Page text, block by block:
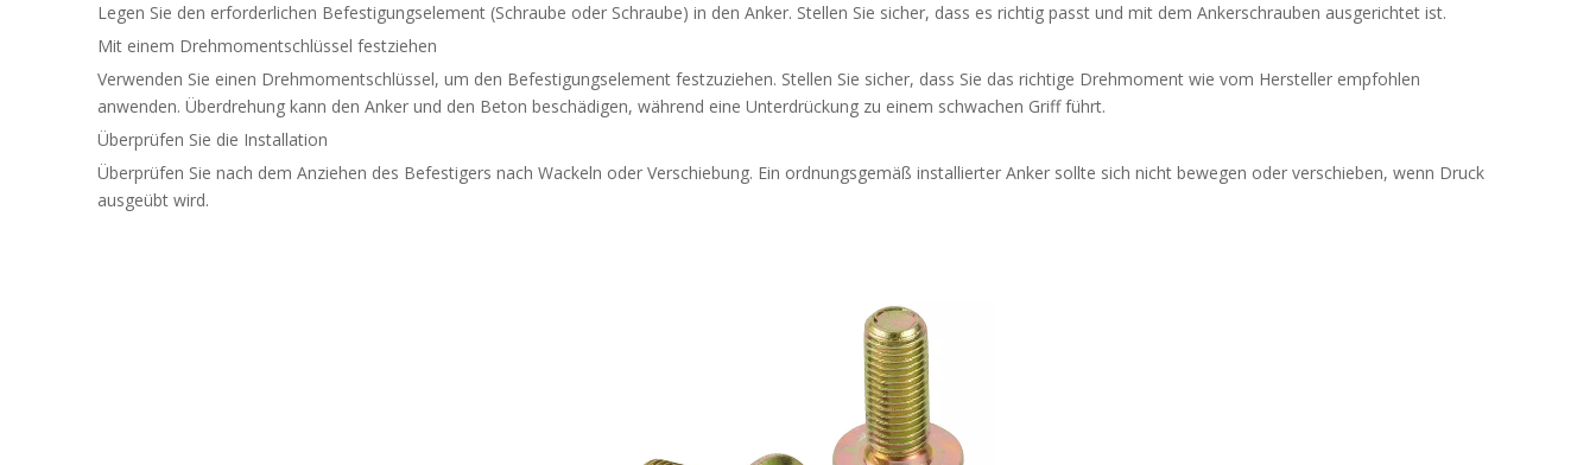
Legen Sie den erforderlichen Befestigungselement (Schraube oder Schraube) in den Anker. Stellen Sie sicher, dass es richtig passt und mit dem Ankerschrauben ausgerichtet ist.
Mit einem Drehmomentschlüssel festziehen
Verwenden Sie einen Drehmomentschlüssel, um den Befestigungselement festzuziehen. Stellen Sie sicher, dass Sie das richtige Drehmoment wie vom Hersteller empfohlen
anwenden. Überdrehung kann den Anker und den Beton beschädigen, während eine Unterdrückung zu einem schwachen Griff führt.
Überprüfen Sie die Installation
Überprüfen Sie nach dem Anziehen des Befestigers nach Wackeln oder Verschiebung. Ein ordnungsgemäß installierter Anker sollte sich nicht bewegen oder verschieben, wenn Druck
ausgeübt wird.